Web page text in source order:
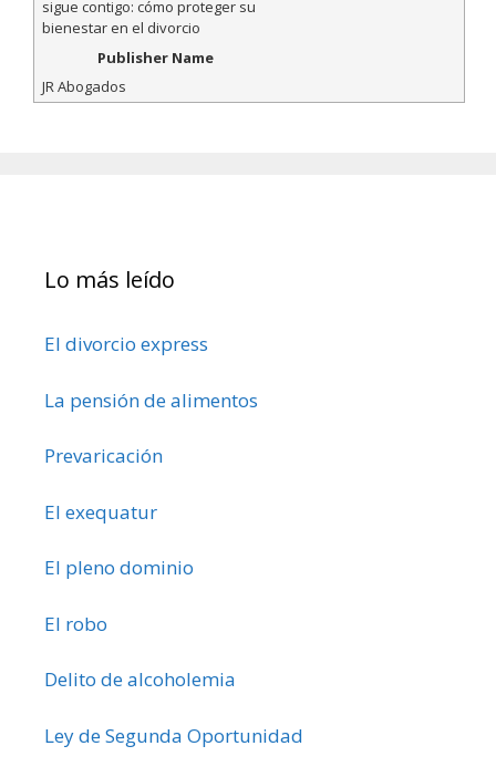
sigue contigo: cómo proteger su
bienestar en el divorcio
Publisher Name
JR Abogados
Lo más leído
El divorcio express
La pensión de alimentos
Prevaricación
El exequatur
El pleno dominio
El robo
Delito de alcoholemia
Ley de Segunda Oportunidad